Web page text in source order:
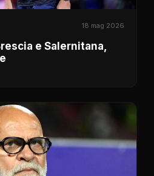
18 mag 2026
e Salernitana,